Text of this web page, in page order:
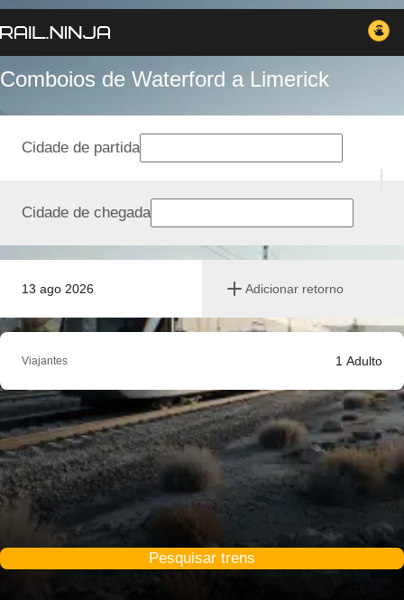
Comboios de Waterford a Limerick
13 ago 2026 Adicionar retorno
Cidade de partida
Cidade de chegada
Viajantes 1 Adulto
Pesquisar trens